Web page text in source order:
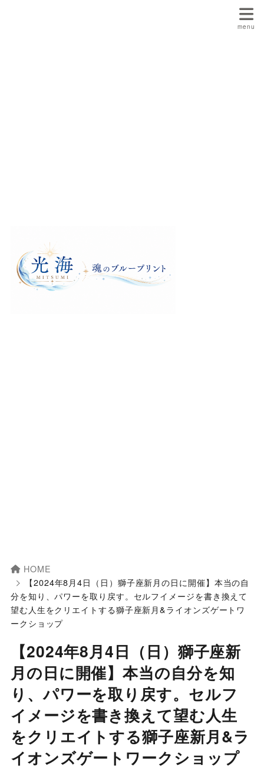
HOME
【2024年8月4日（日）獅子座新月の日に開催】本当の自
分を知り、パワーを取り戻す。セルフイメージを書き換えて
望む人生をクリエイトする獅子座新月&ライオンズゲートワ
ークショップ
【2024年8月4日（日）獅子座新
月の日に開催】本当の自分を知
り、パワーを取り戻す。セルフ
イメージを書き換えて望む人生
をクリエイトする獅子座新月&ラ
イオンズゲートワークショップ